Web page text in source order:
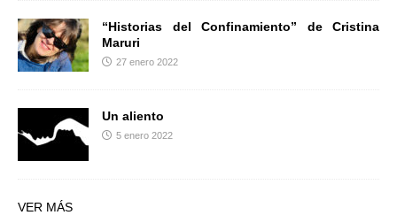
“Historias del Confinamiento” de Cristina
Maruri
27 enero 2022
Un aliento
5 enero 2022
VER MÁS